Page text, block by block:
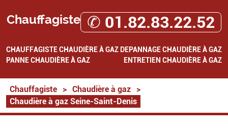
Chauffagiste ✆ 01.82.83.22.52
CHAUFFAGISTECHAUDIÈRE À GAZ DEPANNAGE CHAUDIÈRE À GAZ
PANNE CHAUDIÈRE À GAZ
ENTRETIEN CHAUDIÈRE À GAZ
Chauffagiste > Chaudière à gaz
>
Chaudière à gaz Seine-Saint-Denis